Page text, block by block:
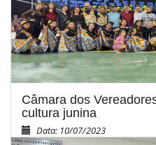
Câmara dos
cultura junina
Data: 10/07/2023